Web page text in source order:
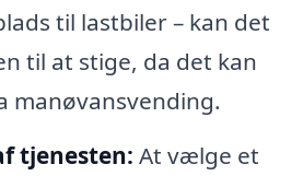
til lastbiler – kan det
til at stige, da det kan
manøvansvending.
tjenesten: At vælge et